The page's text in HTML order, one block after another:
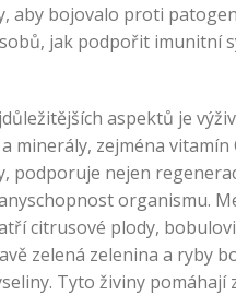
aby bojovalo proti
jak podpořit imunitní
aspektů je
minerály, zejména vitamín
podporuje nejen
organismu.
citrusové plody,
zelená zelenina a ryby
Tyto živiny pomáhají